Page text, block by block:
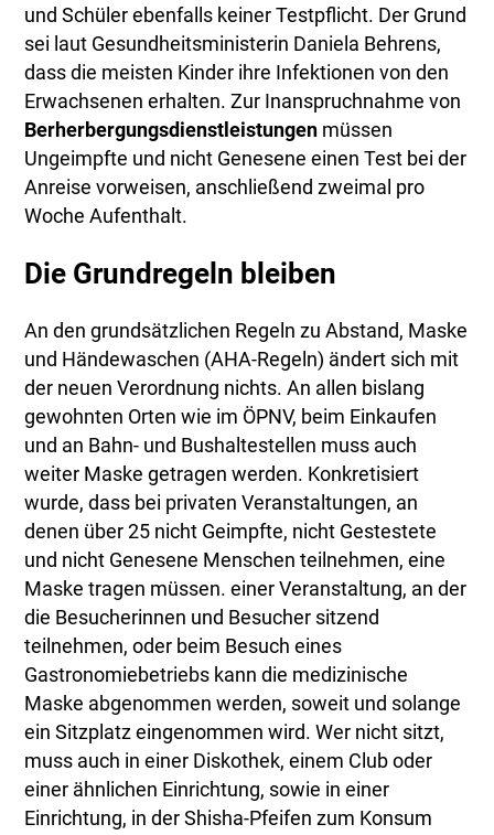
und Schüler ebenfalls keiner Testpflicht. Der Grund
sei laut Gesundheitsministerin Daniela Behrens,
dass die meisten Kinder ihre Infektionen von den
Erwachsenen erhalten. Zur Inanspruchnahme von
Berherbergungsdienstleistungen müssen
Ungeimpfte und nicht Genesene einen Test bei der
Anreise vorweisen, anschließend zweimal pro
Woche Aufenthalt.
Die Grundregeln bleiben
An den grundsätzlichen Regeln zu Abstand, Maske
und Händewaschen (AHA-Regeln) ändert sich mit
der neuen Verordnung nichts. An allen bislang
gewohnten Orten wie im ÖPNV, beim Einkaufen
und an Bahn- und Bushaltestellen muss auch
weiter Maske getragen werden. Konkretisiert
wurde, dass bei privaten Veranstaltungen, an
denen über 25 nicht Geimpfte, nicht Gestestete
und nicht Genesene Menschen teilnehmen, eine
Maske tragen müssen. einer Veranstaltung, an der
die Besucherinnen und Besucher sitzend
teilnehmen, oder beim Besuch eines
Gastronomiebetriebs kann die medizinische
Maske abgenommen werden, soweit und solange
ein Sitzplatz eingenommen wird. Wer nicht sitzt,
muss auch in einer Diskothek, einem Club oder
einer ähnlichen Einrichtung, sowie in einer
Einrichtung, in der Shisha-Pfeifen zum Konsum